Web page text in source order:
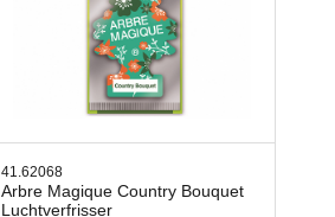
41.62068
Arbre Magique Country Bouquet
Luchtverfrisser